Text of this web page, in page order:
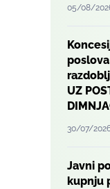
05/08/
UZ
30/07/
Javni
kupnju